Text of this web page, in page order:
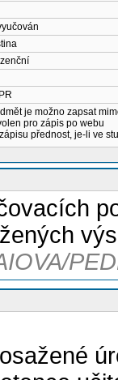
je možno zapsat
pro zápis po webu
přednost, je-li ve